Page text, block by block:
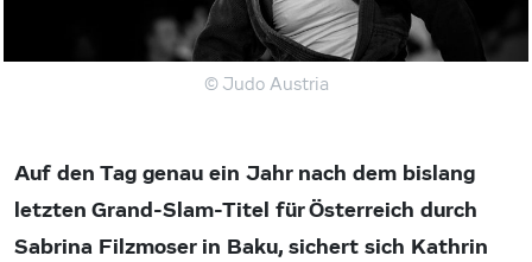
© Judo Austria
Auf den Tag genau ein Jahr nach dem bislang
letzten Grand-Slam-Titel für Österreich durch
Sabrina Filzmoser in Baku, sichert sich Kathrin